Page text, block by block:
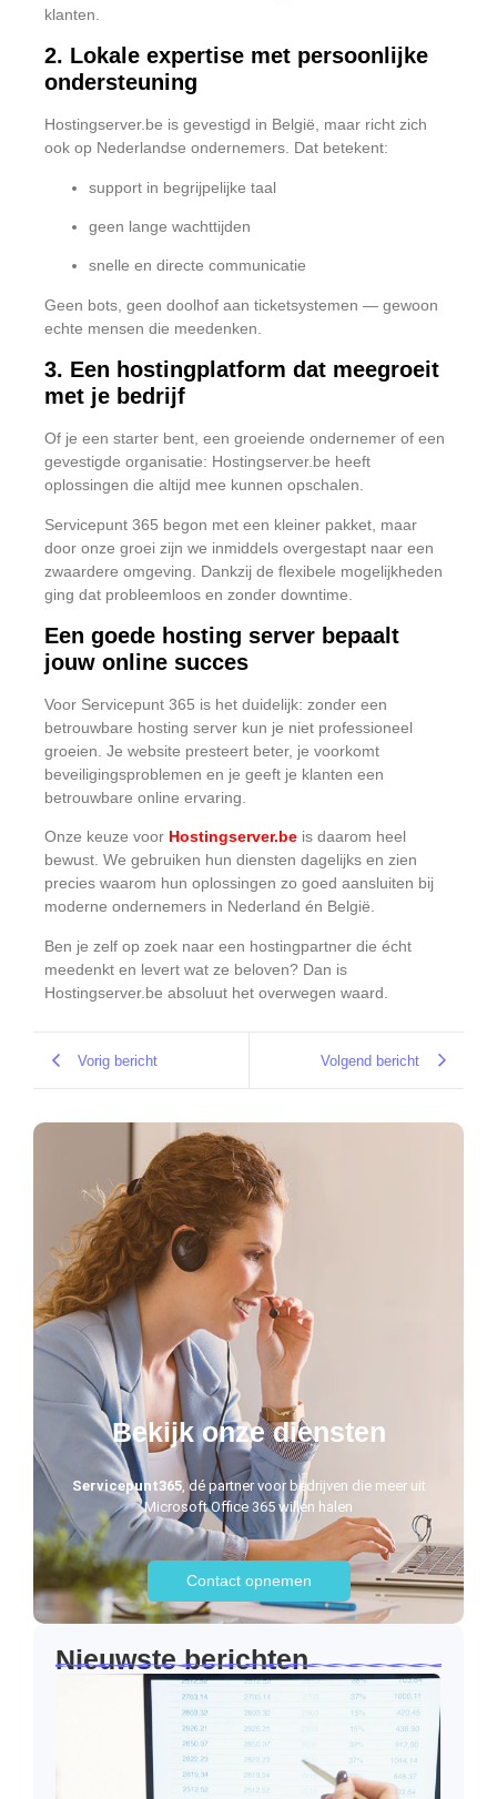
klanten.
2. Lokale expertise met persoonlijke
ondersteuning
Hostingserver.be is gevestigd in België, maar richt zich
ook op Nederlandse ondernemers. Dat betekent:
support in begrijpelijke taal
geen lange wachttijden
snelle en directe communicatie
Geen bots, geen doolhof aan ticketsystemen — gewoon
echte mensen die meedenken.
3. Een hostingplatform dat meegroeit
met je bedrijf
Of je een starter bent, een groeiende ondernemer of een
gevestigde organisatie: Hostingserver.be heeft
oplossingen die altijd mee kunnen opschalen.
Servicepunt 365 begon met een kleiner pakket, maar
door onze groei zijn we inmiddels overgestapt naar een
zwaardere omgeving. Dankzij de flexibele mogelijkheden
ging dat probleemloos en zonder downtime.
Een goede hosting server bepaalt
jouw online succes
Voor Servicepunt 365 is het duidelijk: zonder een
betrouwbare hosting server kun je niet professioneel
groeien. Je website presteert beter, je voorkomt
beveiligingsproblemen en je geeft je klanten een
betrouwbare online ervaring.
Onze keuze voor Hostingserver.be is daarom heel
bewust. We gebruiken hun diensten dagelijks en zien
precies waarom hun oplossingen zo goed aansluiten bij
moderne ondernemers in Nederland én België.
Ben je zelf op zoek naar een hostingpartner die écht
meedenkt en levert wat ze beloven? Dan is
Hostingserver.be absoluut het overwegen waard.
Vorig bericht Volgend bericht
Bekijk onze diensten
Servicepunt365, dé partner voor bedrijven die meer uit
Microsoft Office 365 willen halen
Contact opnemen
Nieuwste berichten